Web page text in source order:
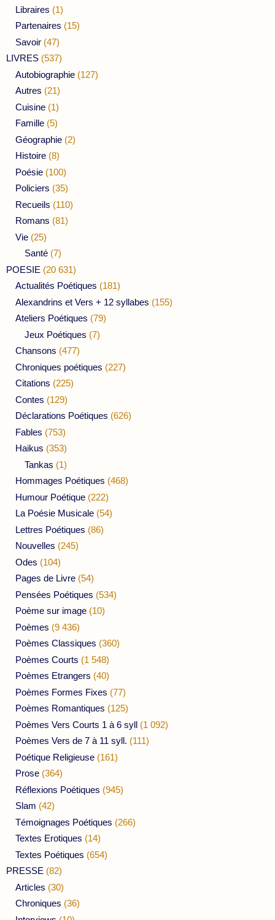
Libraires (1)
Partenaires (15)
Savoir (47)
LIVRES (537)
Autobiographie (127)
Autres (21)
Cuisine (1)
Famille (5)
Géographie (2)
Histoire (8)
Poésie (100)
Policiers (35)
Recueils (110)
Romans (81)
Vie (25)
Santé (7)
POESIE (20 631)
Actualités Poétiques (181)
Alexandrins et Vers + 12 syllabes (155)
Ateliers Poétiques (79)
Jeux Poétiques (7)
Chansons (477)
Chroniques poétiques (227)
Citations (225)
Contes (129)
Déclarations Poétiques (626)
Fables (753)
Haikus (353)
Tankas (1)
Hommages Poétiques (468)
Humour Poétique (222)
La Poésie Musicale (54)
Lettres Poétiques (86)
Nouvelles (245)
Odes (104)
Pages de Livre (54)
Pensées Poétiques (534)
Poème sur image (10)
Poèmes (9 436)
Poèmes Classiques (360)
Poèmes Courts (1 548)
Poèmes Etrangers (40)
Poèmes Formes Fixes (77)
Poèmes Romantiques (125)
Poèmes Vers Courts 1 à 6 syll (1 092)
Poèmes Vers de 7 à 11 syll. (111)
Poétique Religieuse (161)
Prose (364)
Réflexions Poétiques (945)
Slam (42)
Témoignages Poétiques (266)
Textes Erotiques (14)
Textes Poétiques (654)
PRESSE (82)
Articles (30)
Chroniques (36)